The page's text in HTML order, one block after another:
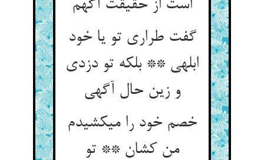
است از حقیقت آگهم‏
گفت طراری تو یا خود
ابلهی ** بلکه تو دزدی
و زین حال آگهی‏
خصم خود را می‏کشیدم
من کشان ** تو